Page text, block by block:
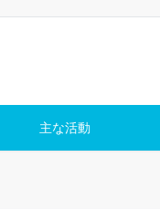
主な活動